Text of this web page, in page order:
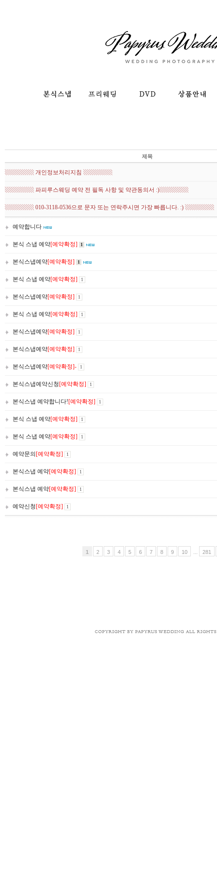
제목
▧▧▧▧▧ 개인정보처리지침 ▧▧▧▧▧
▧▧▧▧▧ 파피루스웨딩 예약 전 필독 사항 및 약관동의서 :)▧▧▧▧▧
▧▧▧▧▧ 010-3118-0536으로 문자 또는 연락주시면 가장 빠릅니다. :) ▧▧▧▧▧
예약합니다
본식 스냅 예약[예약확정] 1
본식스냅예약[예약확정] 1
본식 스냅 예약[예약확정] 1
본식스냅예약[예약확정] 1
본식 스냅 예약[예약확정] 1
본식스냅예약[예약확정] 1
본식스냅예약[예약확정] 1
본식스냅예약[예약확정]- 1
본식스냅예약신청[예약확정] 1
본식스냅 예약합니다![예약확정] 1
본식 스냅 예약[예약확정] 1
본식 스냅 예약[예약확정] 1
예약문의 [예약확정] 1
본식스냅 예약[예약확정] 1
본식스냅 예약[예약확정] 1
예약신청[예약확정] 1
1 2 3 4 5 6 7 8 9 10 281